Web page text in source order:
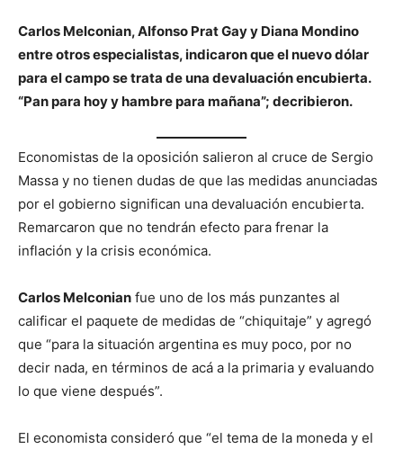
Carlos Melconian, Alfonso Prat Gay y Diana Mondino
entre otros especialistas, indicaron que el nuevo dólar
para el campo se trata de una devaluación encubierta.
“Pan para hoy y hambre para mañana”; decribieron.
Economistas de la oposición salieron al cruce de Sergio
Massa y no tienen dudas de que las medidas anunciadas
por el gobierno significan una devaluación encubierta.
Remarcaron que no tendrán efecto para frenar la
inflación y la crisis económica.
Carlos Melconian fue uno de los más punzantes al
calificar el paquete de medidas de “chiquitaje” y agregó
que “para la situación argentina es muy poco, por no
decir nada, en términos de acá a la primaria y evaluando
lo que viene después”.
El economista consideró que “el tema de la moneda y el